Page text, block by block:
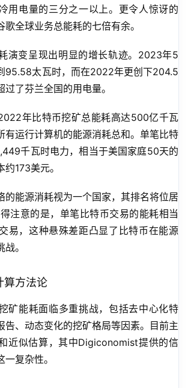
用电量的三分之一以上。更令人惊讶的
全球业务总能耗的七倍有余。
演变呈现出明显的增长轨迹。2023年5
95.58太瓦时，而在2022年更创下204.5
了芬兰全国的用电量。
年比特币挖矿总能耗高达500亿千瓦
有运行计算机的能源消耗总和。单笔比特
千瓦时电力，相当于美国家庭50天的
173美元。
的能源消耗视为一个国家，其排名将位居
注意的是，单笔比特币交易的能耗相当
易，这种悬殊差距凸显了比特币在能源
。
算方法论
矿能耗面临多重挑战，包括去中心化特
告、动态变化的挖矿格局等因素。目前主
近似估算，其中Digiconomist提供的信
复杂性。